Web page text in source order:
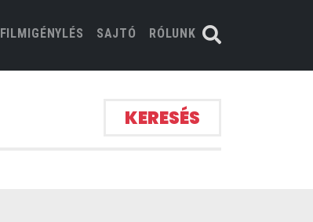
FILMIGÉNYLÉS SAJTÓ RÓLUNK
KERESÉS